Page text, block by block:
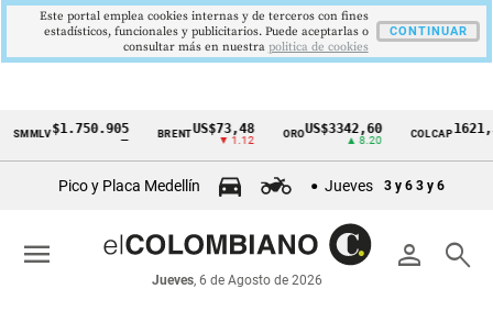
Cintillo
económicos
Colombia
$1.750.905 BRENT US$73,48
▼ 1.12
ORO US$3342,60 COLCAP1621,34
Pico y Placa Medellín Jueves 3 y 6 3 y 6
person search
Jueves, 6 de Agosto de 2026
menu
Este portal emplea cookies internas y de terceros con fines
estadísticos, funcionales y publicitarios. Puede aceptarlas o
consultar más en nuestra politica de cookies
CONTINUAR